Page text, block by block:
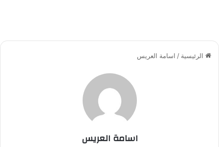
الرئيسية / اسامة العريس
اسامة العريس